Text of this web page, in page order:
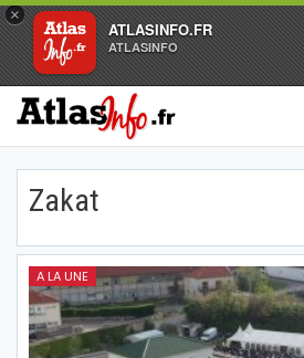
×
ATLASINFO.FR
ATLASINFO
Zakat
A LA UNE